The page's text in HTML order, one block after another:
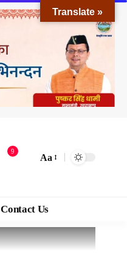
9
Aa
Contact Us
Translate »